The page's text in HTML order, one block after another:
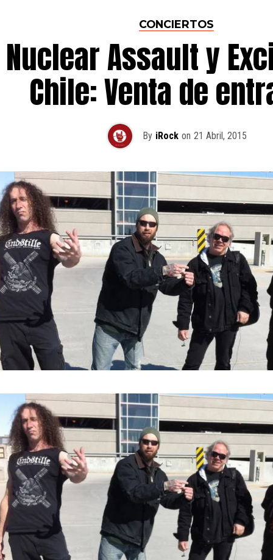
CONCIERTOS
Nuclear Assault y
Chile: Venta de
By iRock on 21 Abril, 2015